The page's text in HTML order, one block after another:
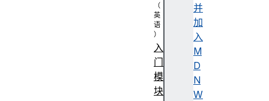
并
加
入
M
D
N
W
入
门
模
块